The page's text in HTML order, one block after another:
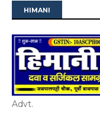
HIMANI
Advt.